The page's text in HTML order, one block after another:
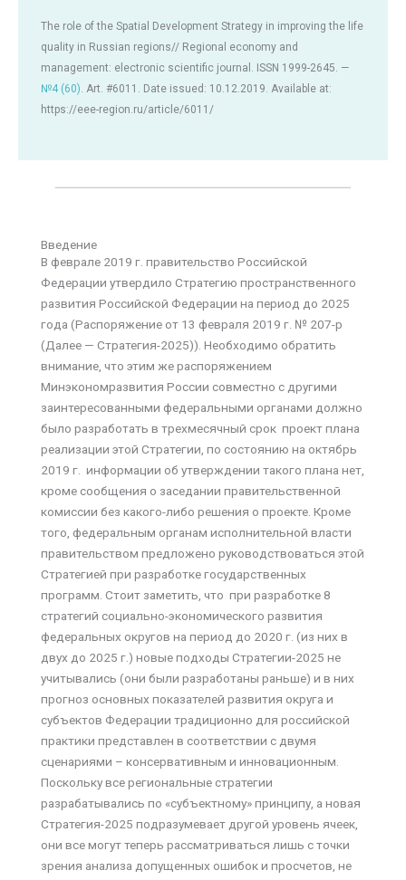
The role of the Spatial Development Strategy in improving the life
quality in Russian regions// Regional economy and
management: electronic scientific journal. ISSN 1999-2645. —
№4 (60). Art. #6011. Date issued: 10.12.2019. Available at:
https://eee-region.ru/article/6011/
Введение
В феврале 2019 г. правительство Российской
Федерации утвердило Стратегию пространственного
развития Российской Федерации на период до 2025
года (Распоряжение от 13 февраля 2019 г. № 207-р
(Далее — Стратегия-2025)). Необходимо обратить
внимание, что этим же распоряжением
Минэкономразвития России совместно с другими
заинтересованными федеральными органами должно
было разработать в трехмесячный срок проект плана
реализации этой Стратегии, по состоянию на октябрь
2019 г. информации об утверждении такого плана нет,
кроме сообщения о заседании правительственной
комиссии без какого-либо решения о проекте. Кроме
того, федеральным органам исполнительной власти
правительством предложено руководствоваться этой
Стратегией при разработке государственных
программ. Стоит заметить, что при разработке 8
стратегий социально-экономического развития
федеральных округов на период до 2020 г. (из них в
двух до 2025 г.) новые подходы Стратегии-2025 не
учитывались (они были разработаны раньше) и в них
прогноз основных показателей развития округа и
субъектов Федерации традиционно для российской
практики представлен в соответствии с двумя
сценариями – консервативным и инновационным.
Поскольку все региональные стратегии
разрабатывались по «субъектному» принципу, а новая
Стратегия-2025 подразумевает другой уровень ячеек,
они все могут теперь рассматриваться лишь с точки
зрения анализа допущенных ошибок и просчетов, не